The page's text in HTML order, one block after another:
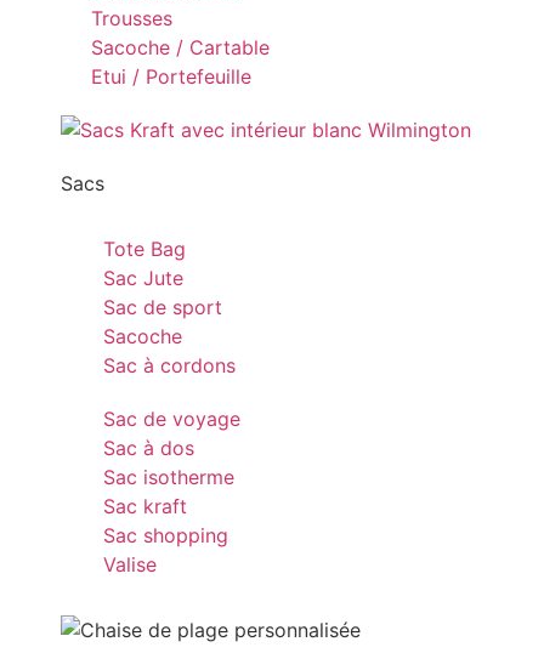
Trousses
Sacoche / Cartable
Etui / Portefeuille
Sacs
Tote Bag
Sac Jute
Sac de sport
Sacoche
Sac à cordons
Sac de voyage
Sac à dos
Sac isotherme
Sac kraft
Sac shopping
Valise